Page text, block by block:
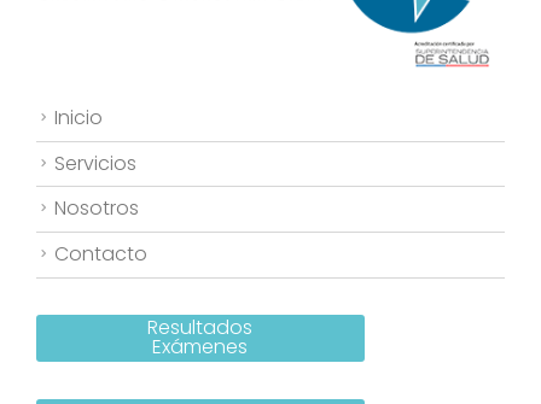
Inicio
Servicios
Nosotros
Contacto
Resultados
Exámenes